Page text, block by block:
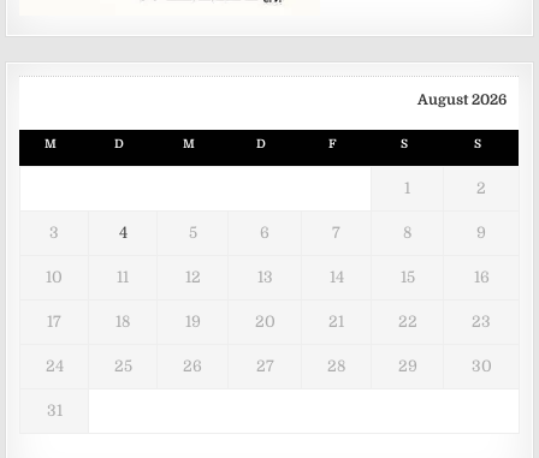
August 2026
M D M D F S S
1 2
3 4 5 6 7 8 9
10 11 12 13 14 15 16
17 18 19 20 21 22 23
24 25 26 27 28 29 30
31